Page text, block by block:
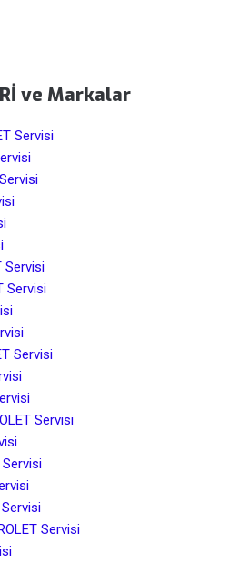
ve Markalar
Servisi
Servisi
Servisi
Servisi
Servisi
Servisi
Servisi